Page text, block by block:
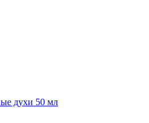
духи 50 мл